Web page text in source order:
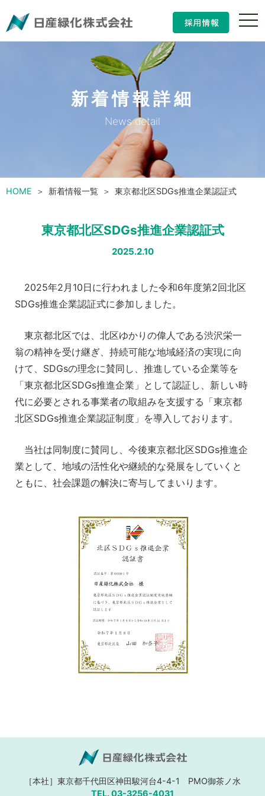
ナ
ビ
ゲ
新着情報詳細
News detail
HOME 新着情報一覧 東京都北区SDGs推進企業認証式
東京都北区SDGs推進企業認証式
2025.2.10
2025年2月10日に行われました令和6年度第2回北区
SDGs推進企業認証式に参加しました。
東京都北区では、北区ゆかりの偉人である渋沢栄一
翁の精神を受け継ぎ、持続可能な地域経済の実現に向
けて、SDGsの理念に賛同し、推進している企業等を
「東京都北区SDGs推進企業」として認証し、新しい時
代に必要とされる事業者の取組みを支援する「東京都
北区SDGs推進企業認証制度」を導入しております。
当社は同制度に賛同し、今後東京都北区SDGs推進企
業として、地域の活性化や継続的な発展をしていくと
ともに、社会課題の解決に寄与してまいります。
［本社］東京都千代田区神田駿河台4-4-1
PMO御茶ノ水
TEL. 03-3256-4031